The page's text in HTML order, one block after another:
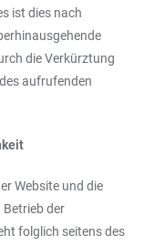
ist dies nach
die Verkürztung
aufrufenden
Website und die
Betrieb der
folglich seitens des